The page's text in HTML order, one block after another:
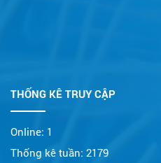
THỐNG KÊ TRUY CẬP
Online: 1
Thống kê tuần: 2179